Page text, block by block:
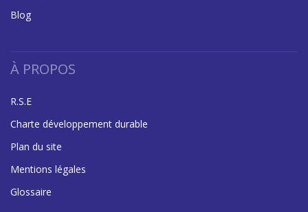
Blog
À PROPOS
R.S.E
Charte développement durable
Plan du site
Mentions légales
Glossaire